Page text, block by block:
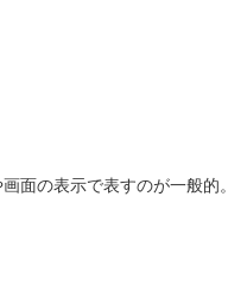
面の表示で表すのが一般的。